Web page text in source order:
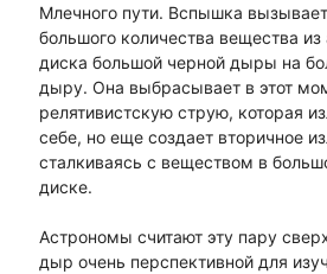
Млечного пути. Вспышка
большого количества вещества из
диска большой черной дыры на
дыру. Она выбрасывает в этот
релятивистскую струю, которая
себе, но еще создает вторичное
сталкиваясь с веществом в
диске.
Астрономы считают эту пару
дыр очень перспективной для